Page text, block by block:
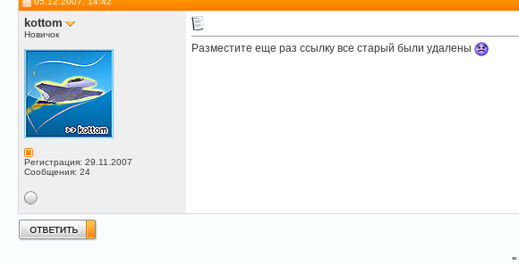
kottom
Новичок
Регистрация: 29.11.2007
Сообщения: 24
Разместите еще раз ссылку все старый были удалены
«